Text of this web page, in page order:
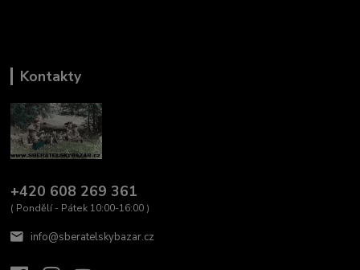
Kontakty
+420 608 269 361
( Pondělí - Pátek 10:00-16:00 )
info@sberatelskybazar.cz